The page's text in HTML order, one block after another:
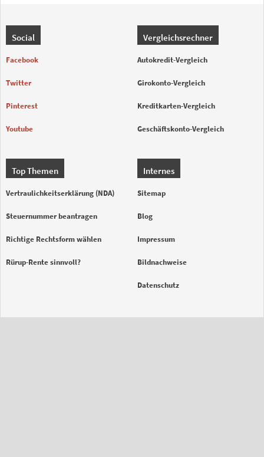
Social
Facebook
Twitter
Pinterest
Youtube
Vergleichsrechner
Autokredit-Vergleich
Girokonto-Vergleich
Kreditkarten-Vergleich
Geschäftskonto-Vergleich
Top Themen
Vertraulichkeitserklärung (NDA)
Steuernummer beantragen
Richtige Rechtsform wählen
Rürup-Rente sinnvoll?
Internes
Sitemap
Blog
Impressum
Bildnachweise
Datenschutz